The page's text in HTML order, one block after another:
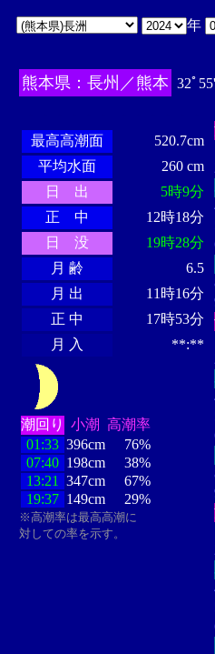
年
熊本県：長州／熊本 32ﾟ
最高高潮面
520.7cm
平均水面
260 cm
日 出
5時9分
正 中
12時18分
日 没
19時28分
月 齢
6.5
月 出
11時16分
正 中
17時53分
月 入
**:**
潮回り 小潮 高潮率
01:33 396cm
76%
07:40 198cm
38%
13:21
347cm
67%
19:37 149cm 29%
※高潮率は最高高潮に
対しての率を示す。